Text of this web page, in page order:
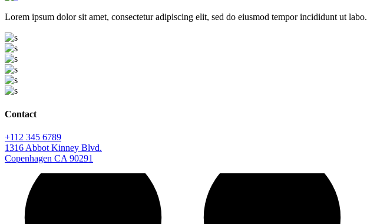
Lorem ipsum dolor sit amet, consectetur adipiscing elit, sed do eiusmod tempor incididunt ut labo.
Contact
+112 345 6789
1316 Abbot Kinney Blvd.
Copenhagen CA 90291